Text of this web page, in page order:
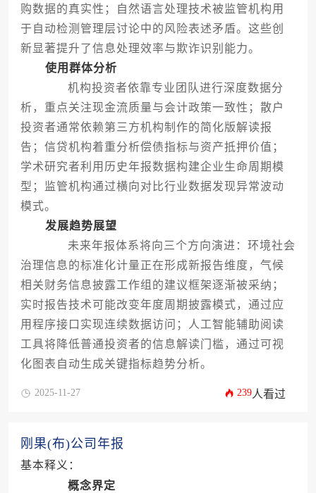
购数据的真实性；自然语言处理技术被监管机构用
于自动检测管理层讨论中的风险表述矛盾。这些创
新显著提升了信息处理效率与欺诈识别能力。
使用群体分析
机构投资者依靠专业团队进行深度数据分
析，重点关注现金流质量与会计政策一致性；散户
投资者通常依赖第三方机构制作的简化版解读报
告；信贷机构着重分析偿债指标与资产抵押价值；
学术研究者利用历史年报数据构建企业生命周期模
型；监管机构通过横向对比行业数据发现异常波动
模式。
发展趋势展望
未来年报体系将向三个方向演进：环境社会
治理信息的标准化计量正在形成新报告维度，气候
相关财务信息披露工作组的建议框架逐渐被采纳；
实时报告技术可能改变年度周期披露模式，通过应
用程序接口实现连续数据访问；人工智能辅助阅读
工具将降低普通投资者的信息解读门槛，通过可视
化图表自动生成关键指标趋势分析。
2025-11-27 239人看过
刚果(布)公司年报
基本释义：
概念界定